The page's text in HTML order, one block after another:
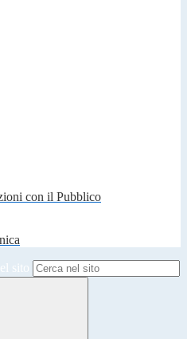
con il Pubblico
sito